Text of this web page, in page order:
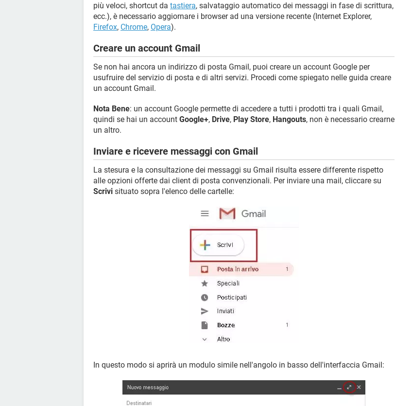
più veloci, shortcut da tastiera, salvataggio automatico dei messaggi in fase di scrittura,
ecc.), è necessario aggiornare i browser ad una versione recente (Internet Explorer,
Firefox, Chrome, Opera).
Creare un account Gmail
Se non hai ancora un indirizzo di posta Gmail, puoi creare un account Google per
usufruire del servizio di posta e di altri servizi. Procedi come spiegato nelle guida creare
un account Gmail.
Nota Bene: un account Google permette di accedere a tutti i prodotti tra i quali Gmail,
quindi se hai un account Google+, Drive, Play Store, Hangouts, non è necessario crearne
un altro.
Inviare e ricevere messaggi con Gmail
La stesura e la consultazione dei messaggi su Gmail risulta essere differente rispetto
alle opzioni offerte dai client di posta convenzionali. Per inviare una mail, cliccare su
Scrivi situato sopra l'elenco delle cartelle:
In questo modo si aprirà un modulo simile nell'angolo in basso dell'interfaccia Gmail: